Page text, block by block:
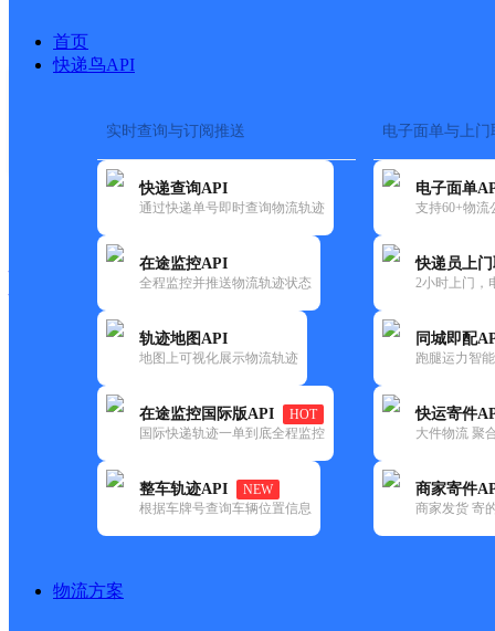
首页
快递鸟API
实时查询与订阅推送
快递查询API
通过快递单号即时查询物流轨迹
在途监控API
全程监控并推送物流轨迹状态
轨迹地图API
地图上可视化展示物流轨迹
在途监控国际版API
HOT
国际快递轨迹一单到底全程监控
整车轨迹API
NEW
根据车牌号查询车辆位置信息
电子面单与上门
电子面单
支持60+物流
快递员上
2小时上门，
同城即配
跑腿运力智
快运寄件
大件物流 聚
商家寄件
商家发货 寄
物流方案
快运大全 快递时效
圆通
宋村镇
更新时间：2021-11-26 00:00:00
所属快递：圆通速递
所属区域：山东省-威海市-文登区